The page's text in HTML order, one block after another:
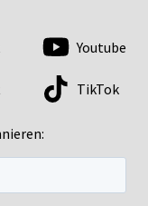
Youtube
TikTok